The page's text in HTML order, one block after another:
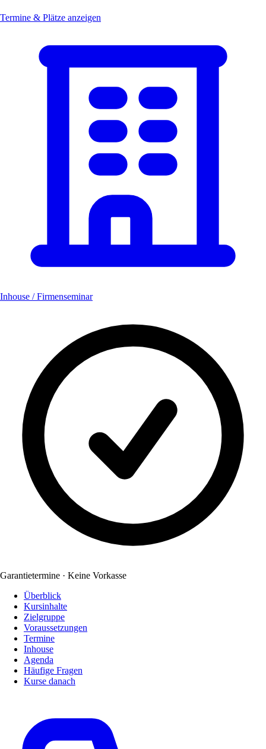
Termine & Plätze anzeigen
Inhouse / Firmenseminar
Garantietermine · Keine Vorkasse
Überblick
Kursinhalte
Zielgruppe
Voraussetzungen
Termine
Inhouse
Agenda
Häufige Fragen
Kurse danach